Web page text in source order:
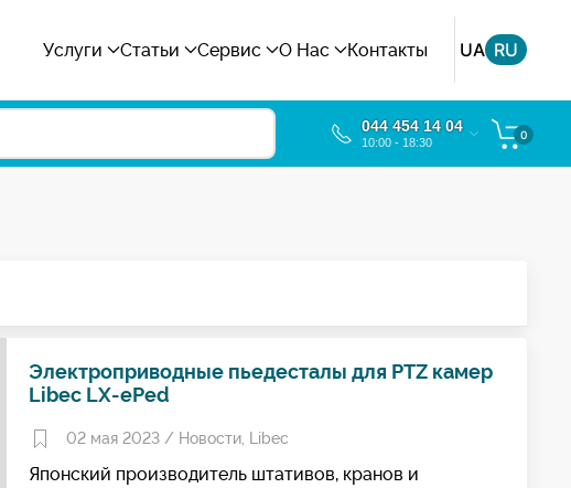
Услуги Статьи Сервис О Нас Контакты UA RU
044 454 14 04
10:00 - 18:30
0
Электроприводные пьедесталы для PTZ камер
Libec LX-ePed
02 мая 2023 / Новости, Libec
Японский производитель штативов, кранов и